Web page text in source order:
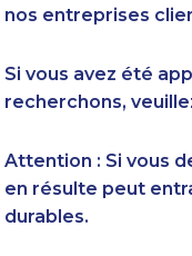
nos entreprises
Si vous avez été
recherchons,
Attention : Si vous
en résulte peut
durables.